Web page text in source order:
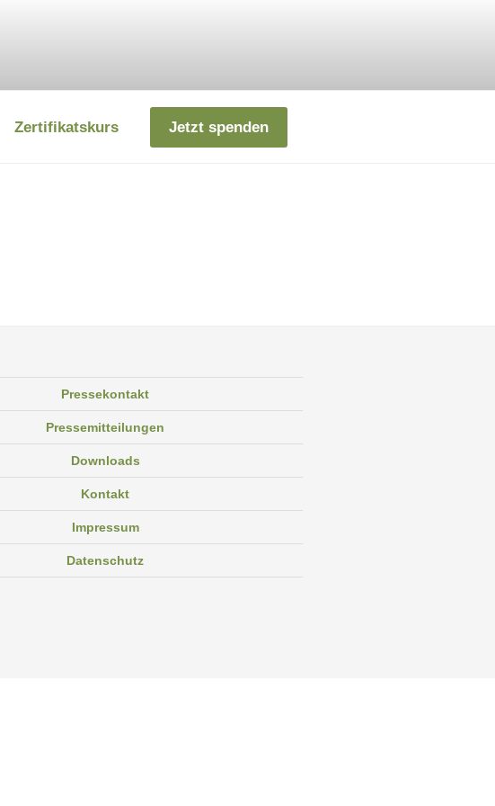
Zertifikatskurs Jetzt spenden
Pressekontakt
Pressemitteilungen
Downloads
Kontakt
Impressum
Datenschutz